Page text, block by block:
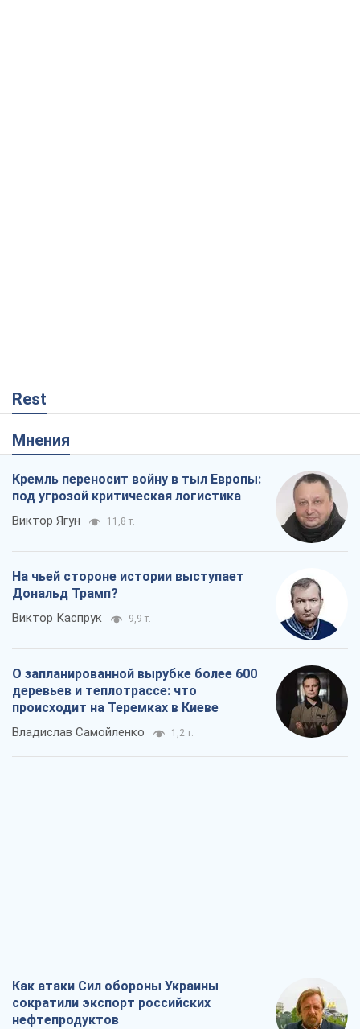
Rest
Мнения
Кремль переносит войну в тыл Европы:
под угрозой критическая логистика
Виктор Ягун 11,8 т.
На чьей стороне истории выступает
Дональд Трамп?
Виктор Каспрук 9,9 т.
О запланированной вырубке более 600
деревьев и теплотрассе: что
происходит на Теремках в Киеве
Владислав Самойленко 1,2 т.
Как атаки Сил обороны Украины
сократили экспорт российских
нефтепродуктов